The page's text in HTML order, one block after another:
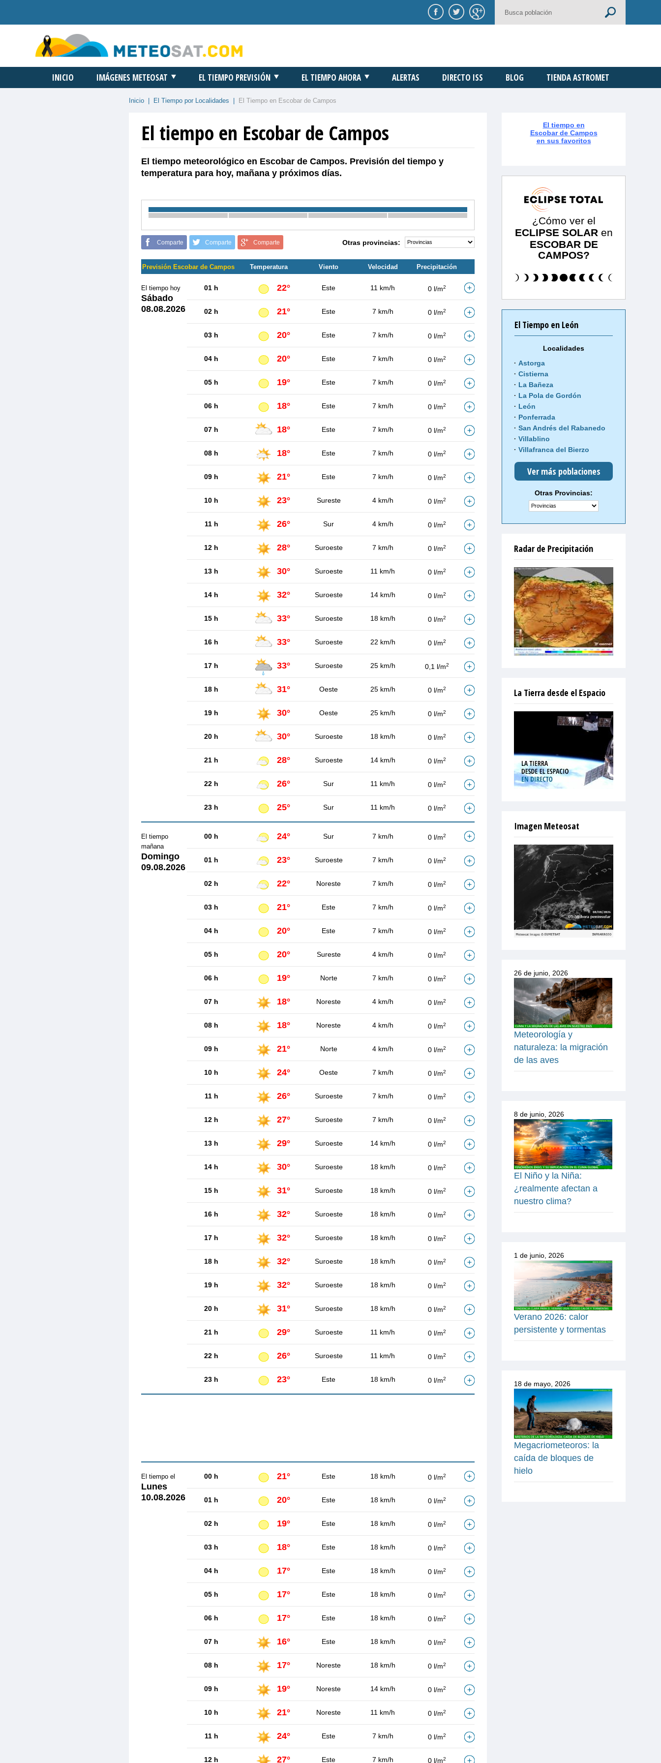
INICIO IMÁGENES METEOSAT EL TIEMPO PREVISIÓN EL TIEMPO AHORA ALERTAS DIRECTO ISS BLOG TIENDA ASTROMET
Inicio El Tiempo por Localidades El Tiempo en Escobar de Campos
El tiempo en Escobar de Campos
El tiempo meteorológico en Escobar de Campos. Previsión del tiempo y
temperatura para hoy, mañana y próximos días.
Comparte Comparte Comparte Otras provincias:
Previsión Escobar de Campos Temperatura Viento Velocidad Precipitación
El tiempo hoy
Sábado
08.08.2026
01 h 22° Este 11 km/h 0 l/m2
02 h 21° Este 7 km/h 0 l/m2
03 h 20° Este 7 km/h 0 l/m2
04 h 20° Este 7 km/h 0 l/m2
05 h 19° Este 7 km/h 0 l/m2
06 h 18° Este 7 km/h 0 l/m2
07 h 18° Este 7 km/h 0 l/m2
08 h 18° Este 7 km/h 0 l/m2
09 h 21° Este 7 km/h 0 l/m2
10 h 23° Sureste 4 km/h 0 l/m2
11 h 26° Sur 4 km/h 0 l/m2
12 h 28° Suroeste 7 km/h 0 l/m2
13 h 30° Suroeste 11 km/h 0 l/m2
14 h 32° Suroeste 14 km/h 0 l/m2
15 h 33° Suroeste 18 km/h 0 l/m2
16 h 33° Suroeste 22 km/h 0 l/m2
17 h 33° Suroeste 25 km/h 0,1 l/m2
18 h 31° Oeste 25 km/h 0 l/m2
19 h 30° Oeste 25 km/h 0 l/m2
20 h 30° Suroeste 18 km/h 0 l/m2
21 h 28° Suroeste 14 km/h 0 l/m2
22 h 26° Sur 11 km/h 0 l/m2
23 h 25° Sur 11 km/h 0 l/m2
El tiempo
mañana
Domingo
09.08.2026
00 h 24° Sur 7 km/h 0 l/m2
01 h 23° Suroeste 7 km/h 0 l/m2
02 h 22° Noreste 7 km/h 0 l/m2
03 h 21° Este 7 km/h 0 l/m2
04 h 20° Este 7 km/h 0 l/m2
05 h 20° Sureste 4 km/h 0 l/m2
06 h 19° Norte 7 km/h 0 l/m2
07 h 18° Noreste 4 km/h 0 l/m2
08 h 18° Noreste 4 km/h 0 l/m2
09 h 21° Norte 4 km/h 0 l/m2
10 h 24° Oeste 7 km/h 0 l/m2
11 h 26° Suroeste 7 km/h 0 l/m2
12 h 27° Suroeste 7 km/h 0 l/m2
13 h 29° Suroeste 14 km/h 0 l/m2
14 h 30° Suroeste 18 km/h 0 l/m2
15 h 31° Suroeste 18 km/h 0 l/m2
16 h 32° Suroeste 18 km/h 0 l/m2
17 h 32° Suroeste 18 km/h 0 l/m2
18 h 32° Suroeste 18 km/h 0 l/m2
19 h 32° Suroeste 18 km/h 0 l/m2
20 h 31° Suroeste 18 km/h 0 l/m2
21 h 29° Suroeste 11 km/h 0 l/m2
22 h 26° Suroeste 11 km/h 0 l/m2
23 h 23° Este 18 km/h 0 l/m2
El tiempo el
Lunes
10.08.2026
00 h 21° Este 18 km/h 0 l/m2
01 h 20° Este 18 km/h 0 l/m2
02 h 19° Este 18 km/h 0 l/m2
03 h 18° Este 18 km/h 0 l/m2
04 h 17° Este 18 km/h 0 l/m2
05 h 17° Este 18 km/h 0 l/m2
06 h 17° Este 18 km/h 0 l/m2
07 h 16° Este 18 km/h 0 l/m2
08 h 17° Noreste 18 km/h 0 l/m2
09 h 19° Noreste 14 km/h 0 l/m2
10 h 21° Noreste 11 km/h 0 l/m2
11 h 24° Este 7 km/h 0 l/m2
12 h 27° Este 7 km/h 0 l/m2
El tiempo en
Escobar de Campos
en sus favoritos
¿Cómo ver el
ECLIPSE SOLAR en
ESCOBAR DE
CAMPOS?
El Tiempo en León
Localidades
Astorga
Cistierna
La Bañeza
La Pola de Gordón
León
Ponferrada
San Andrés del Rabanedo
Villablino
Villafranca del Bierzo
Ver más poblaciones
Otras Provincias:
Radar de Precipitación
La Tierra desde el Espacio
Imagen Meteosat
26 de junio, 2026
Meteorología y
naturaleza: la migración
de las aves
8 de junio, 2026
El Niño y la Niña:
¿realmente afectan a
nuestro clima?
1 de junio, 2026
Verano 2026: calor
persistente y tormentas
18 de mayo, 2026
Megacriometeoros: la
caída de bloques de
hielo